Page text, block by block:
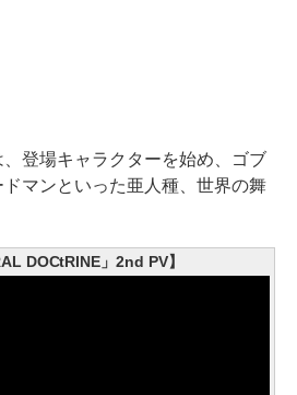
登場キャラクターを始め、ゴブ
マンといった亜人種、世界の舞
DOCtRINE」2nd PV】